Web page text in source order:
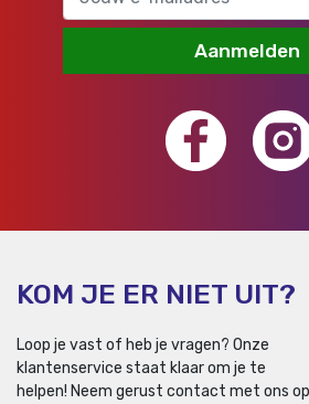
Aanmelden
KOM JE ER NIET UIT?
Loop je vast of heb je vragen? Onze
klantenservice staat klaar om je te
helpen! Neem gerust contact met ons op